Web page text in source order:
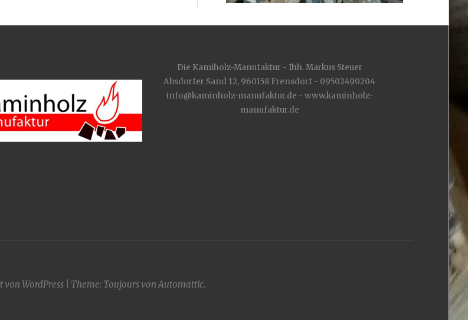
Die Kamiholz-Manufaktur - Ihh. Markus Steuer
Absdorfer Sand 12, 960158 Frensdorf - 09502490204
info@kaminholz-manufaktur.de - www.kaminholz-
manufaktur.de
von WordPress Theme: Toujours vonAutomattic.